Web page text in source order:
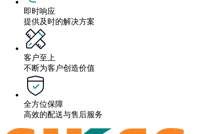
即时响应
提供及时的解决方案
客户至上
不断为客户创造价值
全方位保障
高效的配送与售后服务